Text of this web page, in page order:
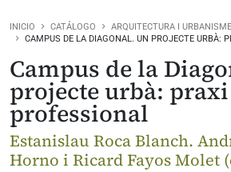
INICIO CATÁLOGO
ARQUITECTURA I
CAMPUS DE LA DIAGONAL. UN PROJECTE URBÀ:
Campus de la
projecte urbà:
professional
Estanislau Roca Blanch.
Horno i Ricard Fayos Molet